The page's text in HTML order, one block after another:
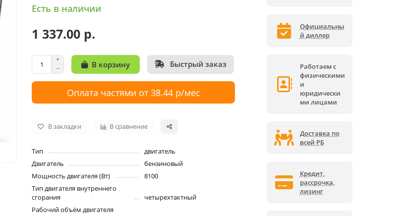
Есть в наличии
1 337.00 р.
В корзину Быстрый заказ
Оплата частями от 38.44 р/мес
В закладки В сравнение
Тип
двигатель
Двигатель
бензиновый
Мощность двигателя (Вт)
8100
Тип двигателя внутреннего
сгорания
четырехтактный
Рабочий объём двигателя
Официальны
й диллер
Работаем с
физическими
и
юридически
ми лицами
Доставка по
всей РБ
Кредит,
рассрочка,
лизинг